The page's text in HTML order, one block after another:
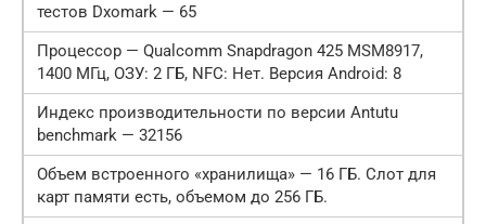
тестов Dxomark — 65
Процессор — Qualcomm Snapdragon 425 MSM8917,
1400 МГц, ОЗУ: 2 ГБ, NFC: Нет. Версия Android: 8
Индекс производительности по версии Antutu
benchmark — 32156
Объем встроенного «хранилища» — 16 ГБ. Слот для
карт памяти есть, объемом до 256 ГБ.